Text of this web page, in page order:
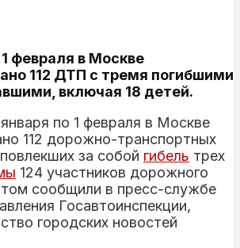
февраля в Москве
112 ДТП с тремя погибшими
включая 18 детей.
по 1 февраля в Москве
112 дорожно-транспортных
за собой гибель трех
124 участников дорожного
сообщили в пресс-службе
Госавтоинспекции,
городских новостей